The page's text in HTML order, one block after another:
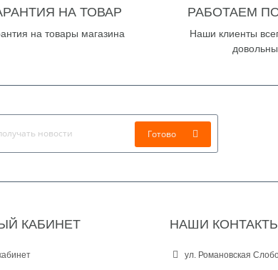
НА ТОВАР
на товары магазина
РАБОТАЕМ
Наши клиенты
Готово
КАБИНЕТ НАШИ
ул. Романовская